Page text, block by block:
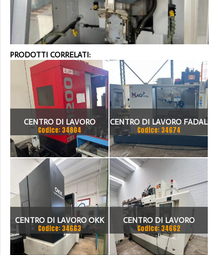
PRODOTTI CORRELATI:
CENTRO DI LAVORO
EMCOMILL FAMUP E1200
Codice: 34804
CENTRO DI LAVORO FADAL
Codice: 34674
CENTRO DI LAVORO OKK
Codice: 34663
CENTRO DI LAVORO
VCENTER A110
Codice: 34662